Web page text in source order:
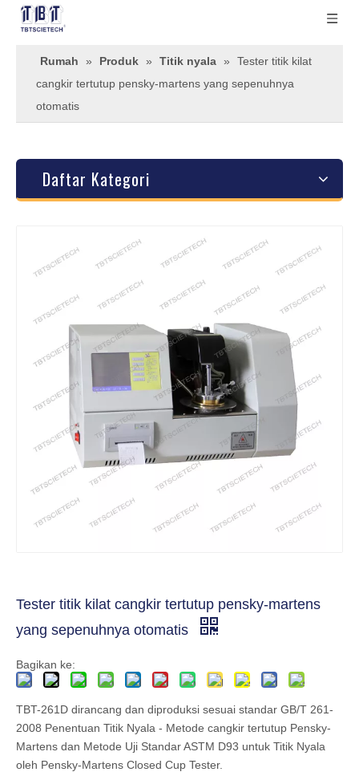
Rumah » Produk » Titik nyala »
Tester titik kilat
cangkir tertutup pensky-martens yang sepenuhnya
otomatis
Daftar Kategori
Tester titik kilat cangkir tertutup pensky-martens
yang sepenuhnya otomatis
Bagikan ke:
TBT-261D dirancang dan diproduksi sesuai standar GB/T 261-
2008 Penentuan Titik Nyala - Metode cangkir tertutup Pensky-
Martens dan Metode Uji Standar ASTM D93 untuk Titik Nyala
oleh Pensky-Martens Closed Cup Tester.